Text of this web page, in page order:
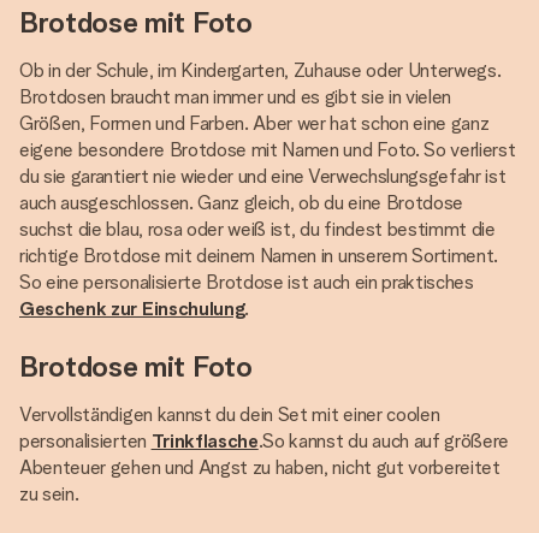
Brotdose mit Foto
Ob in der Schule, im Kindergarten, Zuhause oder Unterwegs.
Brotdosen braucht man immer und es gibt sie in vielen
Größen, Formen und Farben. Aber wer hat schon eine ganz
eigene besondere Brotdose mit Namen und Foto. So verlierst
du sie garantiert nie wieder und eine Verwechslungsgefahr ist
auch ausgeschlossen. Ganz gleich, ob du eine Brotdose
suchst die blau, rosa oder weiß ist, du findest bestimmt die
richtige Brotdose mit deinem Namen in unserem Sortiment.
So eine personalisierte Brotdose ist auch ein praktisches
Geschenk zur Einschulung.
Brotdose mit Foto
Vervollständigen kannst du dein Set mit einer coolen
personalisierten Trinkflasche.So kannst du auch auf größere
Abenteuer gehen und Angst zu haben, nicht gut vorbereitet
zu sein.